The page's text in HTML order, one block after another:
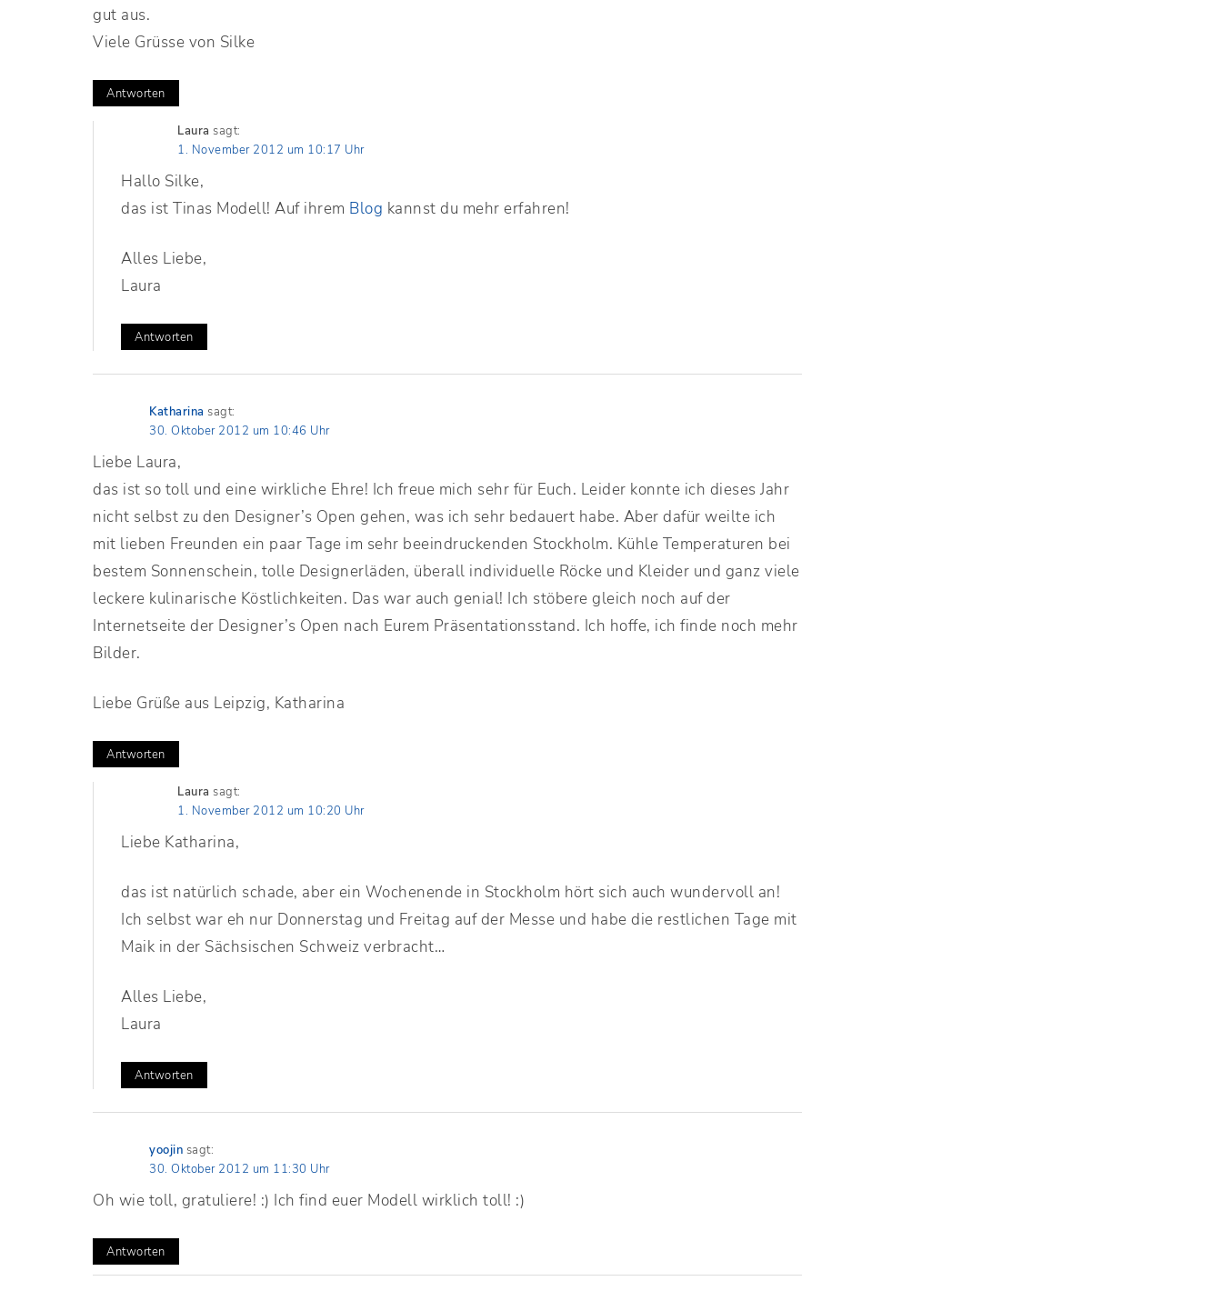
gut aus.
Viele Grüsse von Silke
Antworten
Laura sagt:
1. November 2012 um 10:17 Uhr
Hallo Silke,
das ist Tinas Modell! Auf ihrem Blog kannst du mehr erfahren!
Alles Liebe,
Laura
Antworten
Katharina sagt:
30. Oktober 2012 um 10:46 Uhr
Liebe Laura,
das ist so toll und eine wirkliche Ehre! Ich freue mich sehr für Euch. Leider konnte ich dieses Jahr
nicht selbst zu den Designer’s Open gehen, was ich sehr bedauert habe. Aber dafür weilte ich
mit lieben Freunden ein paar Tage im sehr beeindruckenden Stockholm. Kühle Temperaturen bei
bestem Sonnenschein, tolle Designerläden, überall individuelle Röcke und Kleider und ganz viele
leckere kulinarische Köstlichkeiten. Das war auch genial! Ich stöbere gleich noch auf der
Internetseite der Designer’s Open nach Eurem Präsentationsstand. Ich hoffe, ich finde noch mehr
Bilder.
Liebe Grüße aus Leipzig, Katharina
Antworten
Laura sagt:
1. November 2012 um 10:20 Uhr
Liebe Katharina,
das ist natürlich schade, aber ein Wochenende in Stockholm hört sich auch wundervoll an!
Ich selbst war eh nur Donnerstag und Freitag auf der Messe und habe die restlichen Tage mit
Maik in der Sächsischen Schweiz verbracht…
Alles Liebe,
Laura
Antworten
yoojin sagt:
30. Oktober 2012 um 11:30 Uhr
Oh wie toll, gratuliere! :) Ich find euer Modell wirklich toll! :)
Antworten